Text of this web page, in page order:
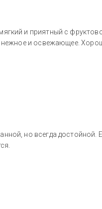
и приятный с
нежное и освежающее.
но всегда достойной.